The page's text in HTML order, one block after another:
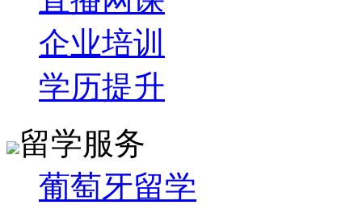
企业培训
学历提升
留学服务
葡萄牙留学